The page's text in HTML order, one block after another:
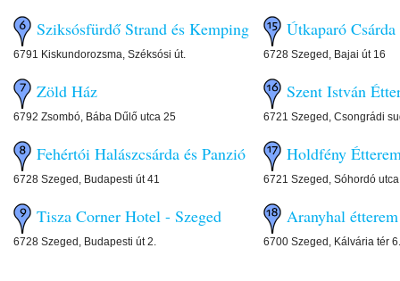
Sziksósfürdő Strand és Kemping
6791 Kiskundorozsma, Széksósi út.
Zöld Ház
6792 Zsombó, Bába Dűlő utca 25
Fehértói Halászcsárda és Panzió
6728 Szeged, Budapesti út 41
Tisza Corner Hotel - Szeged
6728 Szeged, Budapesti út 2.
Útkaparó Csárda
6728 Szeged, Bajai út 16
Szent István
6721 Szeged, Csongrádi
Holdfény
6721 Szeged, Sóhordó
Aranyhal étterem
6700 Szeged, Kálvária tér 6.